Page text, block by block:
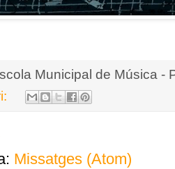
Municipal de Música -
Missatges (Atom)